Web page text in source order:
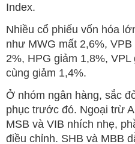
Index.
Nhiều cổ phiếu vốn hóa
như MWG mất 2,6%,
2%, HPG giảm 1,8%,
cùng giảm 1,4%.
Ở nhóm ngân hàng, sắc
phục trước đó. Ngoại trừ
MSB và VIB nhích nhẹ,
điều chỉnh. SHB và MBB